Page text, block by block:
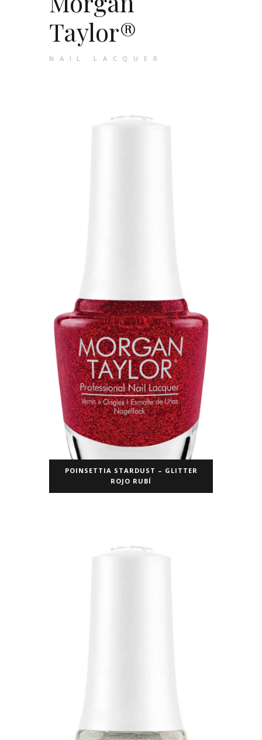
Taylor®
NAIL LACQUER
POINSETTIA STARDUST – GLITTER
ROJO RUBÍ